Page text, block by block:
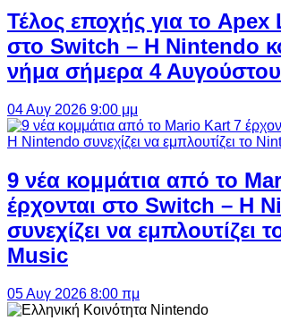
Τέλος εποχής για το Apex
στο Switch – Η Nintendo
νήμα σήμερα 4
04 Αυγ 2026 9:00 μμ
9 νέα κομμάτια από το
έρχονται στο Switch – Η
συνεχίζει να εμπλουτίζει
Music
05 Αυγ 2026 8:00 πμ